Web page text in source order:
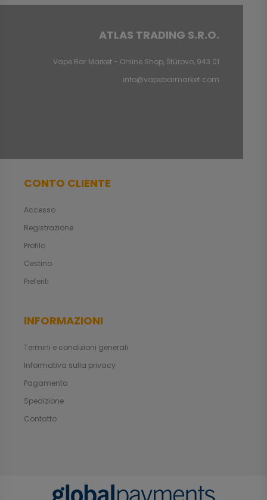
ATLAS TRADING S.R.O.
Vape Bar Market - Online Shop, Štúrovo, 943 01
info@vapebarmarket.com
CONTO CLIENTE
Accesso
Registrazione
Profilo
Cestino
Preferiti
INFORMAZIONI
Termini e condizioni generali
Informativa sulla privacy
Pagamento
Spedizione
Contatto